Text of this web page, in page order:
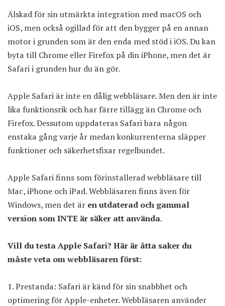
Älskad för sin utmärkta integration med macOS och
iOS, men också ogillad för att den bygger på en annan
motor i grunden som är den enda med stöd i iOS. Du kan
byta till Chrome eller Firefox på din iPhone, men det är
Safari i grunden hur du än gör.
Apple Safari är inte en dålig webbläsare. Men den är inte
lika funktionsrik och har färre tillägg än Chrome och
Firefox. Dessutom uppdateras Safari bara någon
enstaka gång varje år medan konkurrenterna släpper
funktioner och säkerhetsfixar regelbundet.
Apple Safari finns som förinstallerad webbläsare till
Mac, iPhone och iPad. Webbläsaren finns även för
Windows, men det är en utdaterad och gammal
version som INTE är säker att använda.
Vill du testa Apple Safari? Här är åtta saker du
måste veta om webbläsaren först:
Prestanda: Safari är känd för sin snabbhet och
optimering för Apple-enheter. Webbläsaren använder